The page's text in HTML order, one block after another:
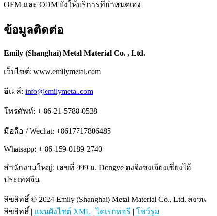
OEM และ ODM ยังให้บริการที่กำหนดเอง
ข้อมูลติดต่อ
Emily (Shanghai) Metal Material Co. , Ltd.
เว็บไซต์: www.emilymetal.com
อีเมล์: info@emilymetal.com
โทรศัพท์: + 86-21-5788-0538
มือถือ / Wechat: +8617717806485
Whatsapp: + 86-159-0189-2740
สำนักงานใหญ่: เลขที่ 999 ถ. Dongye ตงจิงซงเจียงเซี่ยงไฮ้
ประเทศจีน
ลิขสิทธิ์ © 2024 Emily (Shanghai) Metal Material Co., Ltd. สงวน
ลิขสิทธิ์ | แผนผังไซต์ XML |ไดเรกทอรี | โชว์รูม